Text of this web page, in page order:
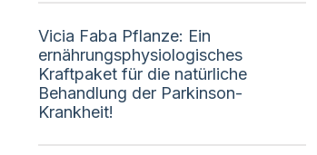
Vicia Faba Pflanze: Ein
ernährungsphysiologisches
Kraftpaket für die natürliche
Behandlung der Parkinson-
Krankheit!